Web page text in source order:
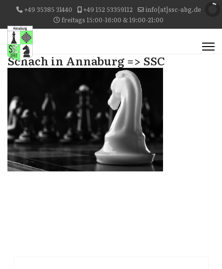
+49 35385 31440 +49 152 53359112
info{at}ssc-abg.de
freitags 15:00-16:00 & 19:00-21:00
Schach in Annaburg => SSC